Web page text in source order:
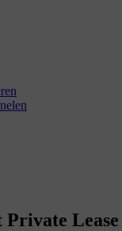
Private Lease